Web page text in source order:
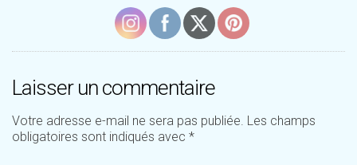
Laisser un commentaire
Votre adresse e-mail ne sera pas publiée. Les champs
obligatoires sont indiqués avec *